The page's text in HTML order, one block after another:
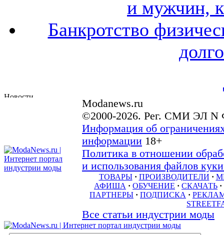
и мужчин,
Банкротство
Modanews.ru
©2000-2026. Рег. СМИ ЭЛ N
Информация об
информации 18+
Политика в отношении
и использования файлов
ТОВАРЫ · ПРОИЗВОДИТЕЛИ ·
АФИША · ОБУЧЕНИЕ · СКАЧАТЬ ·
ПАРТНЕРЫ · ПОДПИСКА ·
Все статьи индустрии моды